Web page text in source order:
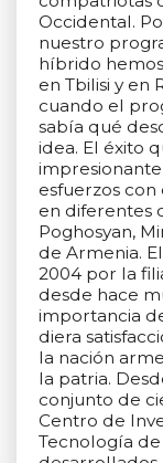
Occidental.
nuestro
híbrido
en Tbilisi y en
cuando el
sabía qué
idea. El éxito
esfuerzos
en diferentes
Poghosyan,
de Armenia.
2004 por la
desde hace
importancia
diera
la nación
la patria.
conjunto de
Centro de
Tecnología